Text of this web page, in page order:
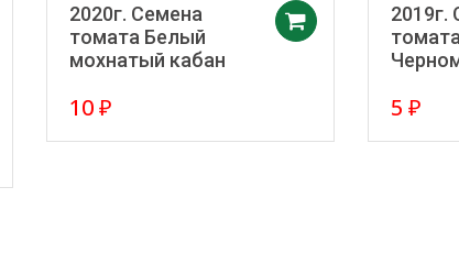
Добавить в корзину
2020г. Семена
томата Белый
мохнатый кабан
10₽
Добавить в
2019г.
5₽